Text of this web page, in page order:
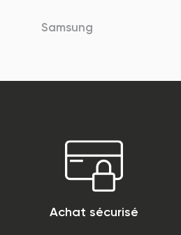
Samsung
Achat sécurisé